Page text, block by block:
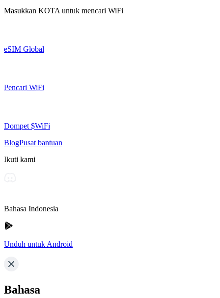
Masukkan KOTA untuk mencari WiFi
eSIM Global
Pencari WiFi
Dompet $WiFi
BlogPusat bantuan
Ikuti kami
Bahasa Indonesia
Unduh untuk Android
Bahasa